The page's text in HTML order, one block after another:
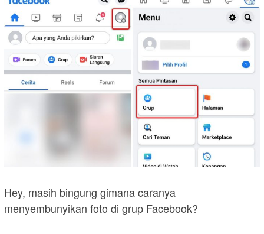
Hey, masih bingung gimana caranya
menyembunyikan foto di grup Facebook?